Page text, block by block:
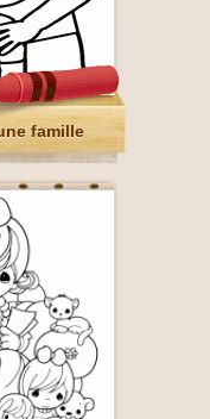
famille